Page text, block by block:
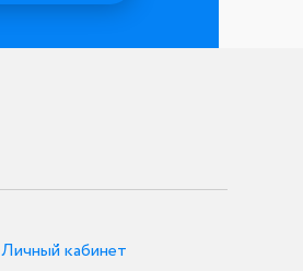
Личный кабинет